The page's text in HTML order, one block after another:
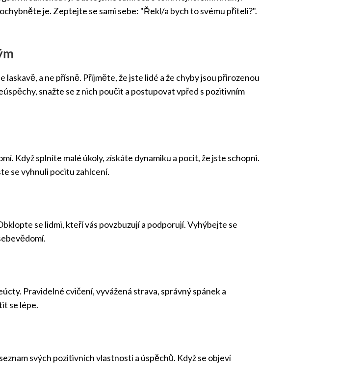
je. Zeptejte se sami sebe: "Řekl/a bych to svému příteli?".
laskavě, a ne přísně. Přijměte, že jste lidé a že chyby jsou přirozenou
snažte se z nich poučit a postupovat vpřed s pozitivním
Když splníte malé úkoly, získáte dynamiku a pocit, že jste schopni.
se vyhnuli pocitu zahlcení.
se lidmi, kteří vás povzbuzují a podporují. Vyhýbejte se
Pravidelné cvičení, vyvážená strava, správný spánek a
se lépe.
svých pozitivních vlastností a úspěchů. Když se objeví